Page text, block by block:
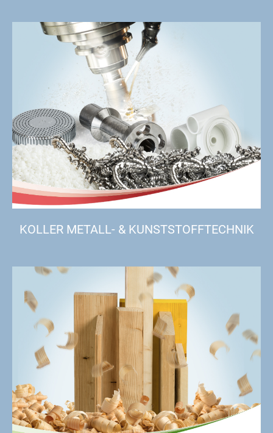
KOLLER METALL- & KUNSTSTOFFTECHNIK